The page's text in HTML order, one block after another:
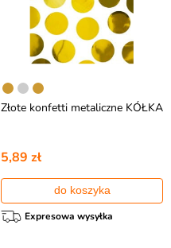
Złote konfetti metaliczne KÓŁKA
5,89 zł
do koszyka
Expresowa wysyłka